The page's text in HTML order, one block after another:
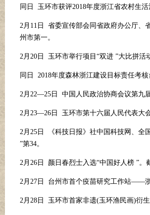
同日 玉环市获评2018年度浙江省农村生
2月11日 省委宣传部会同省政府办公厅、
州市第一。
2月20日 玉环市举行项目“双进 ”大比拼
同日 2018年度森林浙江建设目标责任考
2月22—25日 中国人民政治协商会议第九
2月23—26日 玉环市第十六届人民代表大
2月25日 《科技日报》社中国科技网、全
”第34。
2月26日 颜日春烈士入选“中国好人榜 ”。
2月27日 台州市首个疫苗研究工作站——
2月28日 玉环市首家非遗(玉环渔民画)衍生